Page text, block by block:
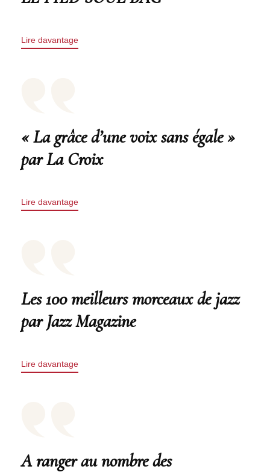
Lire davantage
« La grâce d’une voix sans égale »
par La Croix
Lire davantage
Les 100 meilleurs morceaux de jazz
par Jazz Magazine
Lire davantage
A ranger au nombre des